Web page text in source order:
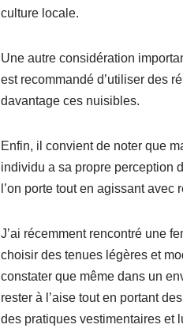
culture locale.
Une autre considération
est recommandé d’utiliser des
davantage ces nuisibles.
Enfin, il convient de noter que
individu a sa propre perception
l’on porte tout en agissant
J’ai récemment rencontré une
choisir des tenues légères et
constater que même dans un
rester à l’aise tout en portant
des pratiques vestimentaires et